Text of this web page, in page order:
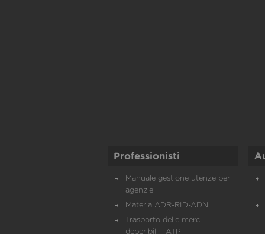
Professionisti
Manuale gestione utenze per
agenzie
Materia ADR-RID-ADN
Trasporto delle merci
deperibili - ATP